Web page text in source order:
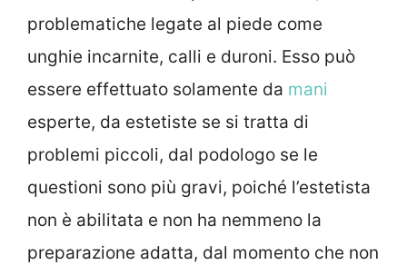
problematiche legate al piede come
unghie incarnite, calli e duroni. Esso può
essere effettuato solamente da mani
esperte, da estetiste se si tratta di
problemi piccoli, dal podologo se le
questioni sono più gravi, poiché l’estetista
non è abilitata e non ha nemmeno la
preparazione adatta, dal momento che non